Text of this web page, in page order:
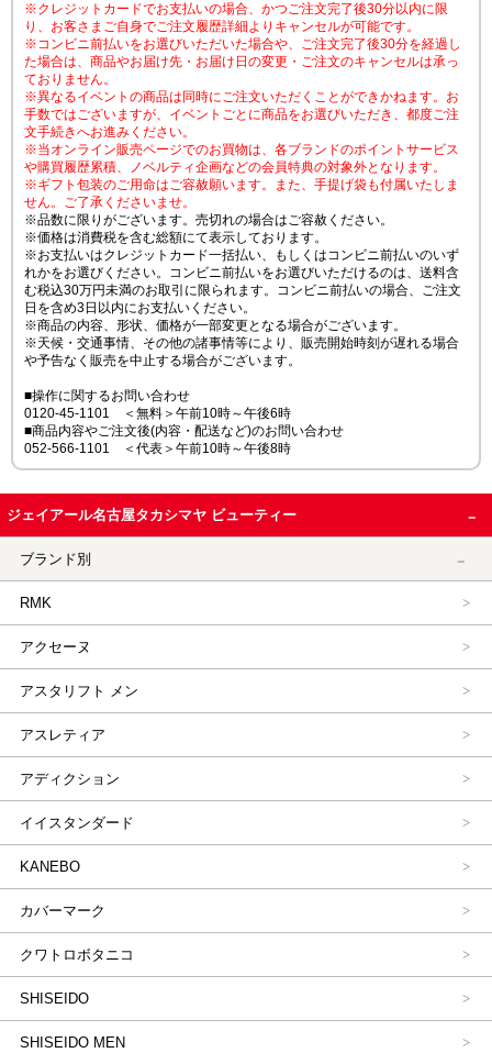
※クレジットカードでお支払いの場合、かつご注文完了後30分以内に限
り、お客さまご自身でご注文履歴詳細よりキャンセルが可能です。
※コンビニ前払いをお選びいただいた場合や、ご注文完了後30分を経過し
た場合は、商品やお届け先・お届け日の変更・ご注文のキャンセルは承っ
ておりません。
※異なるイベントの商品は同時にご注文いただくことができかねます。お
手数ではございますが、イベントごとに商品をお選びいただき、都度ご注
文手続きへお進みください。
※当オンライン販売ページでのお買物は、各ブランドのポイントサービス
や購買履歴累積、ノベルティ企画などの会員特典の対象外となります。
※ギフト包装のご用命はご容赦願います。また、手提げ袋も付属いたしま
せん。ご了承くださいませ。
※品数に限りがございます。売切れの場合はご容赦ください。
※価格は消費税を含む総額にて表示しております。
※お支払いはクレジットカード一括払い、もしくはコンビニ前払いのいず
れかをお選びください。コンビニ前払いをお選びいただけるのは、送料含
む税込30万円未満のお取引に限られます。コンビニ前払いの場合、ご注文
日を含め3日以内にお支払いください。
※商品の内容、形状、価格が一部変更となる場合がございます。
※天候・交通事情、その他の諸事情等により、販売開始時刻が遅れる場合
や予告なく販売を中止する場合がございます。
■操作に関するお問い合わせ
0120-45-1101 ＜無料＞午前10時～午後6時
■商品内容やご注文後(内容・配送など)のお問い合わせ
052-566-1101 ＜代表＞午前10時～午後8時
ジェイアール名古屋タカシマヤ ビューティー
ブランド別
RMK
アクセーヌ
アスタリフト メン
アスレティア
アディクション
イイスタンダード
KANEBO
カバーマーク
クワトロボタニコ
SHISEIDO
SHISEIDO MEN